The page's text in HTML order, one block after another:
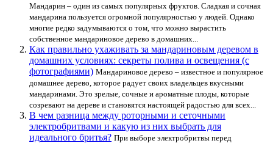
Мандарин – один из самых популярных фруктов. Сладкая и сочная
мандарина пользуется огромной популярностью у людей. Однако
многие редко задумываются о том, что можно вырастить
собственное мандариновое дерево в домашних...
Как правильно ухаживать за мандариновым деревом в
домашних условиях: секреты полива и освещения (с
фотографиями) Мандариновое дерево – известное и популярное
домашнее дерево, которое радует своих владельцев вкусными
мандаринами. Это зрелые, сочные и ароматные плоды, которые
созревают на дереве и становятся настоящей радостью для всех...
В чем разница между роторными и сеточными
электробритвами и какую из них выбрать для
идеального бритья? При выборе электробритвы перед